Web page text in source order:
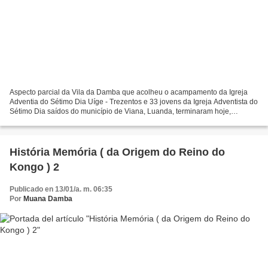
Aspecto parcial da Vila da Damba que acolheu o acampamento da Igreja
Adventia do Sétimo Dia Uíge - Trezentos e 33 jovens da Igreja Adventista do
Sétimo Dia saídos do município de Viana, Luanda, terminaram hoje,
História Memória ( da Origem do Reino do
Kongo ) 2
Publicado en 13/01/a. m. 06:35
Por Muana Damba